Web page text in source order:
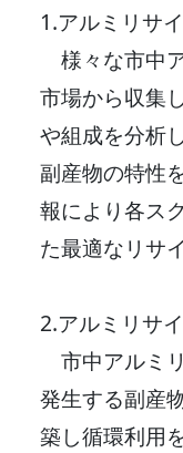
1.アルミリサ
様々な市中
市場から収集
や組成を分析
副産物の特性
報により各ス
た最適なリサ
2.アルミリサ
市中アルミ
発生する副産
築し循環利用